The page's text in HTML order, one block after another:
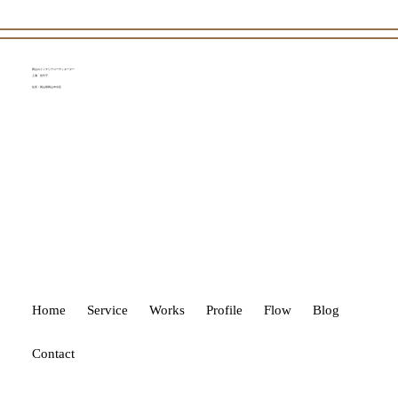
Home Service Works Profile Flow Blog
Contact
岡山のインテリアコーディネーター
上浦 佳代子
住所：岡山県岡山市中区